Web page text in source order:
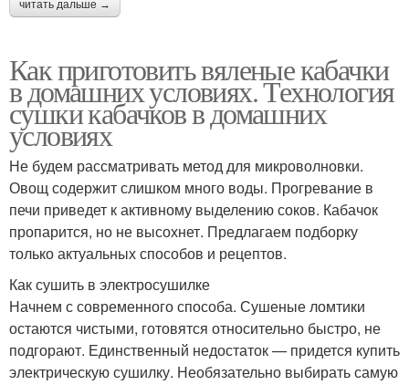
читать дальше →
Как приготовить вяленые кабачки
в домашних условиях. Технология
сушки кабачков в домашних
условиях
Не будем рассматривать метод для микроволновки.
Овощ содержит слишком много воды. Прогревание в
печи приведет к активному выделению соков. Кабачок
пропарится, но не высохнет. Предлагаем подборку
только актуальных способов и рецептов.
Как сушить в электросушилке
Начнем с современного способа. Сушеные ломтики
остаются чистыми, готовятся относительно быстро, не
подгорают. Единственный недостаток — придется купить
электрическую сушилку. Необязательно выбирать самую